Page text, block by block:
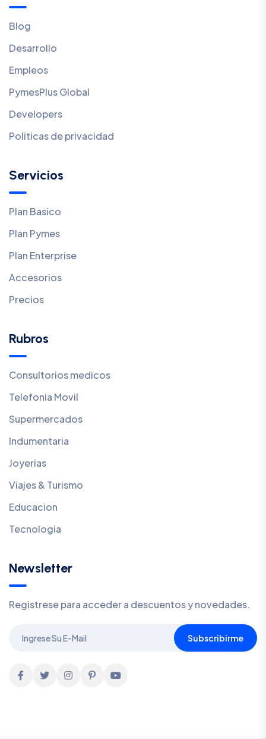
Blog
Desarrollo
Empleos
PymesPlus Global
Developers
Politicas de privacidad
Servicios
Plan Basico
Plan Pymes
Plan Enterprise
Accesorios
Precios
Rubros
Consultorios medicos
Telefonia Movil
Supermercados
Indumentaria
Joyerias
Viajes & Turismo
Educacion
Tecnologia
Newsletter
Registrese para acceder a descuentos y novedades.
Subscribirme